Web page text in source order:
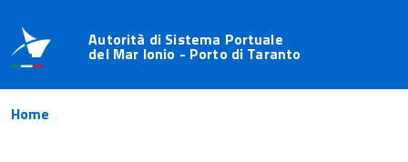
Autorità di Sistema Portuale
del Mar Ionio - Porto di Taranto
Home